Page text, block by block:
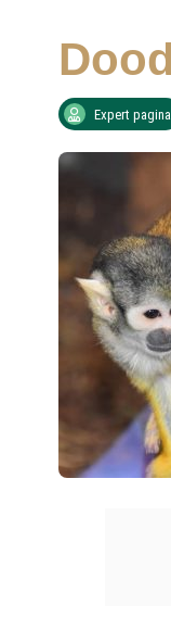
Expert pagina